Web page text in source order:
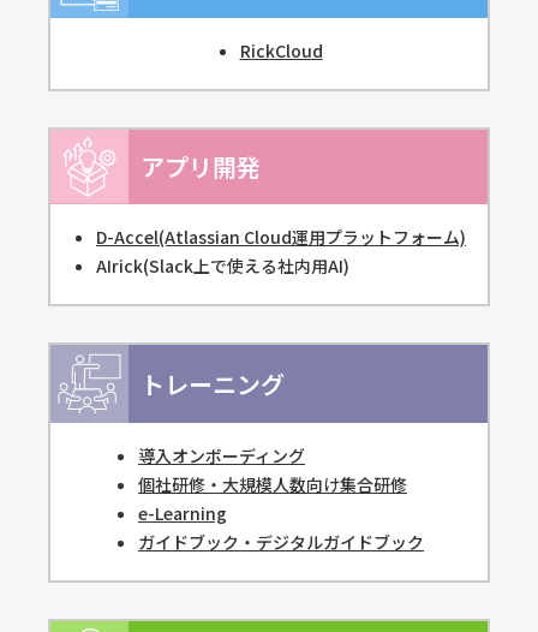
RickCloud
アプリ開発
D-Accel(Atlassian Cloud運用プラットフォーム)
AIrick(Slack上で使える社内用AI)
トレーニング
導入オンボーディング
個社研修・大規模人数向け集合研修
e-Learning
ガイドブック・デジタルガイドブック